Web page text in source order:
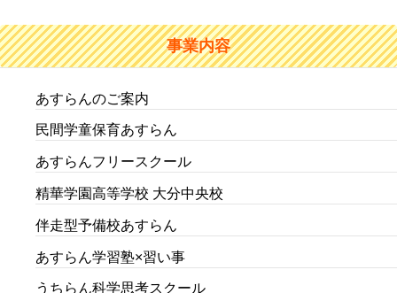
事業内容
あすらんのご案内
民間学童保育あすらん
あすらんフリースクール
精華学園高等学校 大分中央校
伴走型予備校あすらん
あすらん学習塾×習い事
うちらん科学思考スクール